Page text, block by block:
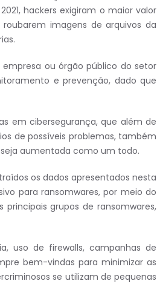
hackers exigiram o maior valor
imagens de arquivos da
ou órgão público do setor
e prevenção, dado que
em cibersegurança, que além de
de possíveis problemas, também
aumentada como um todo.
os dados apresentados nesta
para ransomwares, por meio do
grupos de ransomwares,
uso de firewalls, campanhas de
bem-vindas para minimizar as
se utilizam de pequenas